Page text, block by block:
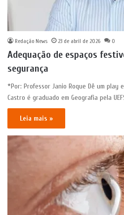
Redação News 23 de abril de 2026 0
Adequação de espaços
segurança
*Por: Professor Janio Roque Dê um play
Castro é graduado em Geografia pela
Leia mais »